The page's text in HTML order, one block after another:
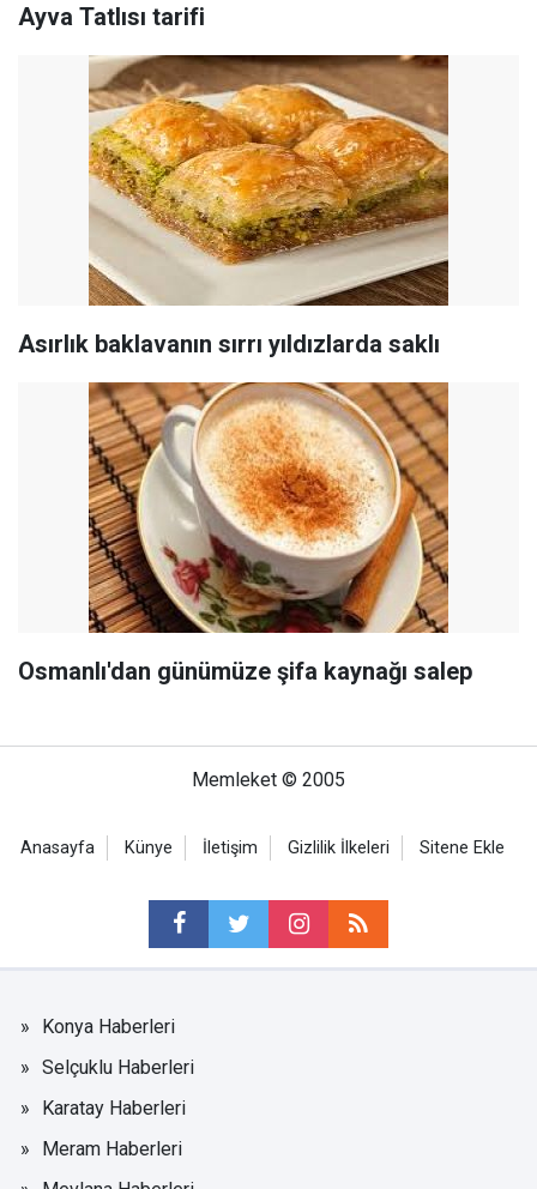
Ayva Tatlısı tarifi
Asırlık baklavanın sırrı yıldızlarda saklı
Osmanlı'dan günümüze şifa kaynağı salep
Memleket © 2005
Anasayfa Künye İletişim Gizlilik İlkeleri Sitene Ekle
Konya Haberleri
Selçuklu Haberleri
Karatay Haberleri
Meram Haberleri